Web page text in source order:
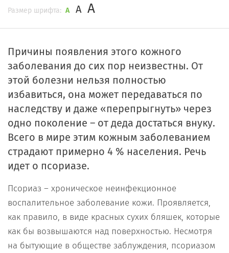
Размер шрифта: A A A
Причины появления этого кожного
заболевания до сих пор неизвестны. От
этой болезни нельзя полностью
избавиться, она может передаваться по
наследству и даже «перепрыгнуть» через
одно поколение – от деда достаться внуку.
Всего в мире этим кожным заболеванием
страдают примерно 4 % населения. Речь
идет о псориазе.
Псориаз – хроническое неинфекционное
воспалительное заболевание кожи. Проявляется,
как правило, в виде красных сухих бляшек, которые
как бы возвышаются над поверхностью. Несмотря
на бытующие в обществе заблуждения, псориазом